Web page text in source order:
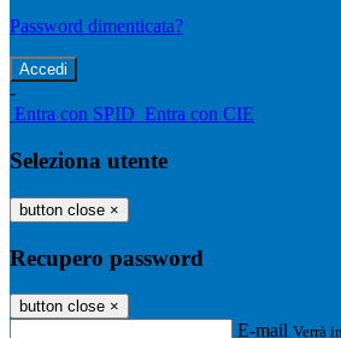
Password dimenticata?
-
Entra con SPID Entra con CIE
Seleziona utente
button close ×
Recupero password
button close ×
E-mail Verrà